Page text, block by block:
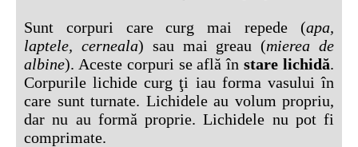
Sunt corpuri care curg mai repede (apa,
laptele, cerneala) sau mai greau (mierea de
albine). Aceste corpuri se află înstare lichidă.
Corpurile lichide curg ţi iau forma vasului în
care sunt turnate. Lichidele au volum propriu,
dar nu au formă proprie. Lichidele nu pot fi
comprimate.